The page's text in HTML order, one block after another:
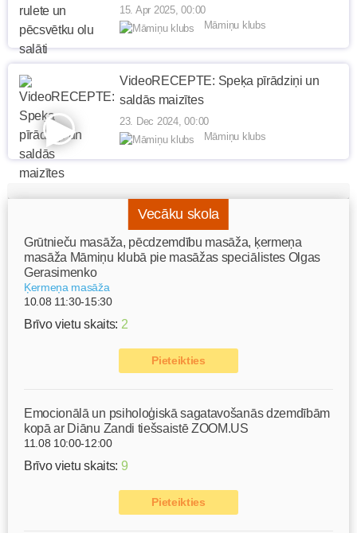
15. Apr 2025, 00:00
Māmiņu klubs
VideoRECEPTE: Speķa pīrādziņi un
saldās maizītes
23. Dec 2024, 00:00
Māmiņu klubs
Vecāku skola
Grūtnieču masāža, pēcdzemdību masāža, ķermeņa
masāža Māmiņu klubā pie masāžas speciālistes Olgas
Gerasimenko
Ķermeņa masāža
10.08 11:30-15:30
Brīvo vietu skaits: 2
Pieteikties
Emocionālā un psiholoģiskā sagatavošanās dzemdībām
kopā ar Diānu Zandi tiešsaistē ZOOM.US
11.08 10:00-12:00
Brīvo vietu skaits: 9
Pieteikties